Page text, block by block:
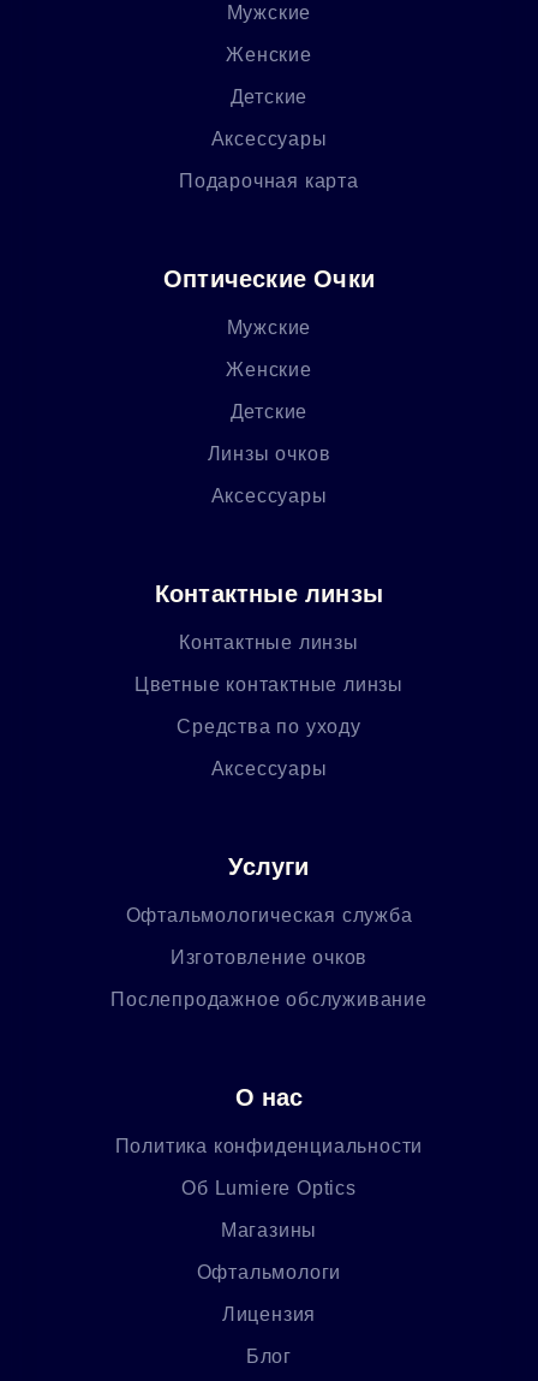
Мужские
Женские
Детские
Аксессуары
Подарочная карта
Оптические Очки
Мужские
Женские
Детские
Линзы очков
Аксессуары
Контактные линзы
Контактные линзы
Цветные контактные линзы
Средства по уходу
Аксессуары
Услуги
Офтальмологическая служба
Изготовление очков
Послепродажное обслуживание
О нас
Политика конфиденциальности
Об Lumiere Optics
Магазины
Офтальмологи
Лицензия
Блог